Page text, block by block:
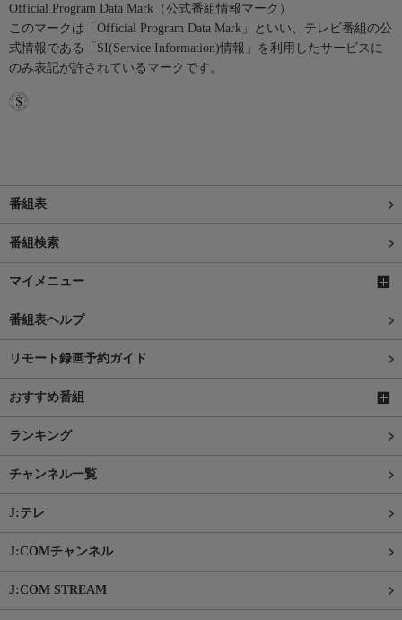
Official Program Data Mark（公式番組情報マーク）
このマークは「Official Program Data Mark」といい、テレビ番組の公
式情報である「SI(Service Information)情報」を利用したサービスに
のみ表記が許されているマークです。
番組表
番組検索
マイメニュー
番組表ヘルプ
リモート録画予約ガイド
おすすめ番組
ランキング
チャンネル一覧
J:テレ
J:COMチャンネル
J:COM STREAM